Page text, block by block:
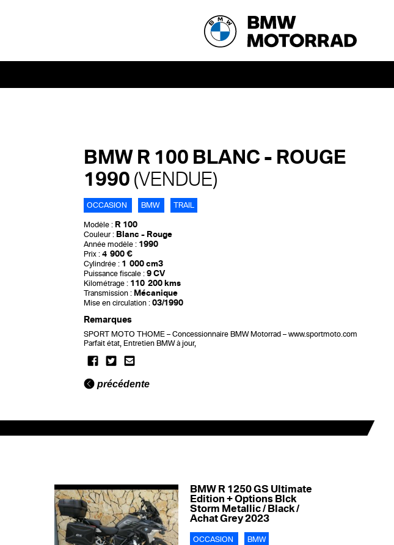
BMW R 100 BLANC - ROUGE
1990 (VENDUE)
OCCASION BMW TRAIL
Modèle : R 100
Couleur : Blanc - Rouge
Année modèle : 1990
Prix : 4 900 €
Cylindrée : 1 000 cm3
Puissance fiscale : 9 CV
Kilométrage : 110 200 kms
Transmission : Mécanique
Mise en circulation : 03/1990
Remarques
SPORT MOTO THOME – Concessionnaire BMW Motorrad – www.sportmoto.com
Parfait état, Entretien BMW à jour,
précédente
BMW R 1250 GS Ultimate
Edition + Options Blck
Storm Metallic / Black /
Achat Grey 2023
OCCASION BMW